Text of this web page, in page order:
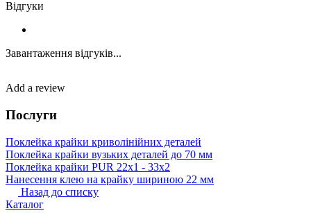
Відгуки
Завантаження відгуків...
Add a review
Послуги
Поклейка крайки криволінійних деталей
Поклейка крайки вузьких деталей до 70 мм
Поклейка крайки PUR 22х1 ‐ 33х2
Нанесення клею на крайку шириною 22 мм
Назад до списку
Каталог